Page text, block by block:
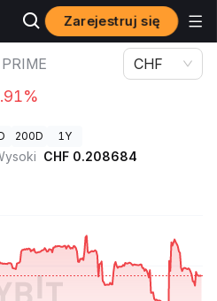
Zarejestruj się
Prime PRIME
PRIME CHF
200D 1Y
CHF 0.208684